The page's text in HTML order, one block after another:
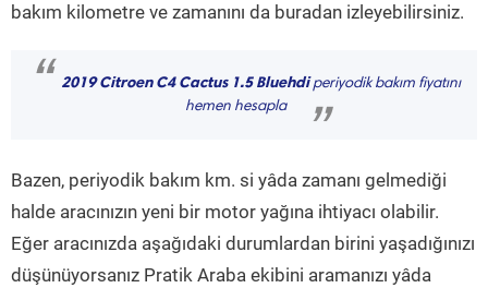
bakım kilometre ve zamanını da buradan izleyebilirsiniz.
“ 2019 Citroen C4 Cactus 1.5 Bluehdiperiyodik bakım fiyatını
hemen hesapla
”
Bazen, periyodik bakım km. si yâda zamanı gelmediği
halde aracınızın yeni bir motor yağına ihtiyacı olabilir.
Eğer aracınızda aşağıdaki durumlardan birini yaşadığınızı
düşünüyorsanız Pratik Araba ekibini aramanızı yâda